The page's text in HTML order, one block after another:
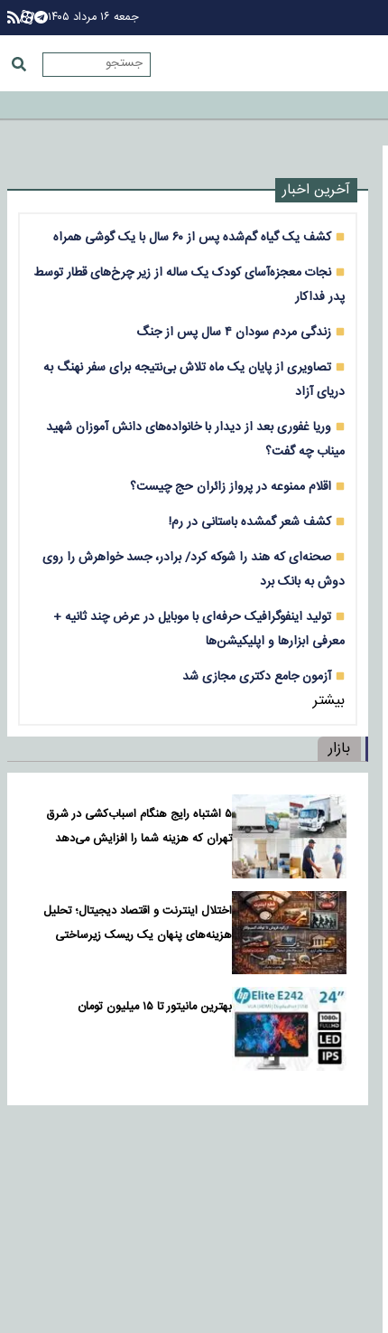
جمعه ۱۶ مرداد ۱۴۰۵
آخرین اخبار
کشف یک گیاه گم‌شده پس از ۶۰ سال با یک گوشی همراه
نجات معجزه‌آسای کودک یک ساله از زیر چرخ‌های قطار توسط
پدر فداکار
زندگی مردم سودان ۴ سال پس از جنگ
تصاویری از پایان یک ماه تلاش بی‌نتیجه برای سفر نهنگ به
دریای آزاد
وریا غفوری بعد از دیدار با خانواده‌های دانش آموزان شهید
میناب چه گفت؟
اقلام ممنوعه در پرواز زائران حج چیست؟
کشف شعر گمشده باستانی در رم!
صحنه‌ای که هند را شوکه کرد/ برادر، جسد خواهرش را روی
دوش به بانک برد
تولید اینفوگرافیک حرفه‌ای با موبایل در عرض چند ثانیه +
معرفی ابزارها و اپلیکیشن‌ها
آزمون جامع دکتری مجازی شد
بیشتر
بازار
۵ اشتباه رایج هنگام اسباب‌کشی در شرق
تهران که هزینه شما را افزایش می‌دهد
اختلال اینترنت و اقتصاد دیجیتال؛ تحلیل
هزینه‌های پنهان یک ریسک زیرساختی
بهترین مانیتور تا ۱۵ میلیون تومان